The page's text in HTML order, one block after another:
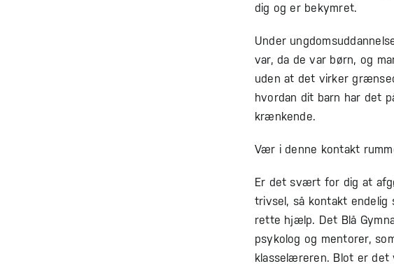
dig og er bekymret.
Under
var, da de var børn, og
uden at det virker
hvordan dit barn har det
krænkende.
Vær i denne kontakt
Er det svært for dig at
trivsel, så kontakt endelig
rette hjælp. Det Blå
psykolog og mentorer,
klasselæreren. Blot er